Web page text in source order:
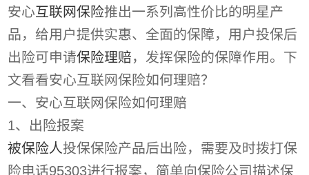
安心互联网保险推出一系列高性价比的明星产
品，给用户提供实惠、全面的保障，用户投保后
出险可申请保险理赔，发挥保险的保障作用。下
文看看安心互联网保险如何理赔？
一、安心互联网保险如何理赔
1、出险报案
被保险人投保保险产品后出险，需要及时拨打保
险电话95303进行报案，简单向保险公司描述保